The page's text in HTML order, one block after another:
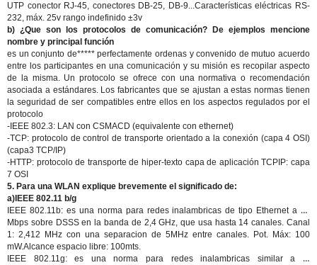
UTP conector RJ-45, conectores DB-25, DB-9...Características eléctricas RS-
232, máx. 25v rango indefinido ±3v
b) ¿Que son los protocolos de comunicación? De ejemplos mencione
nombre y principal función
es un conjunto de***** perfectamente ordenas y convenido de mutuo acuerdo
entre los participantes en una comunicación y su misión es recopilar aspecto
de la misma. Un protocolo se ofrece con una normativa o recomendación
asociada a estándares. Los fabricantes que se ajustan a estas normas tienen
la seguridad de ser compatibles entre ellos en los aspectos regulados por el
protocolo
-IEEE 802.3: LAN con CSMACD (equivalente con ethernet)
-TCP: protocolo de control de transporte orientado a la conexión (capa 4 OSI)
(capa3 TCP/IP)
-HTTP: protocolo de transporte de hiper-texto capa de aplicación TCPIP: capa
7 OSI
5. Para una WLAN explique brevemente el significado de:
a)IEEE 802.11 b/g
IEEE 802.11b: es una norma para redes inalambricas de tipo Ethernet a 11
Mbps sobre DSSS en la banda de 2,4 GHz, que usa hasta 14 canales. Canal
1: 2,412 MHz con una separacion de 5MHz entre canales. Pot. Máx: 100
mW.Alcance espacio libre: 100mts.
IEEE 802.11g: es una norma para redes inalambricas similar a la